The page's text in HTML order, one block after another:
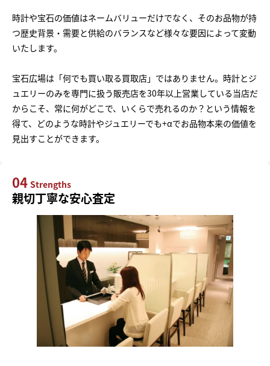
時計や宝石の価値はネームバリューだけでなく、そのお品物が持
つ歴史背景・需要と供給のバランスなど様々な要因によって変動
いたします。
宝石広場は「何でも買い取る買取店」ではありません。時計とジ
ュエリーのみを専門に扱う販売店を30年以上営業している当店だ
からこそ、常に何がどこで、いくらで売れるのか？という情報を
得て、どのような時計やジュエリーでも+αでお品物本来の価値を
見出すことができます。
04 Strengths
親切丁寧な安心査定